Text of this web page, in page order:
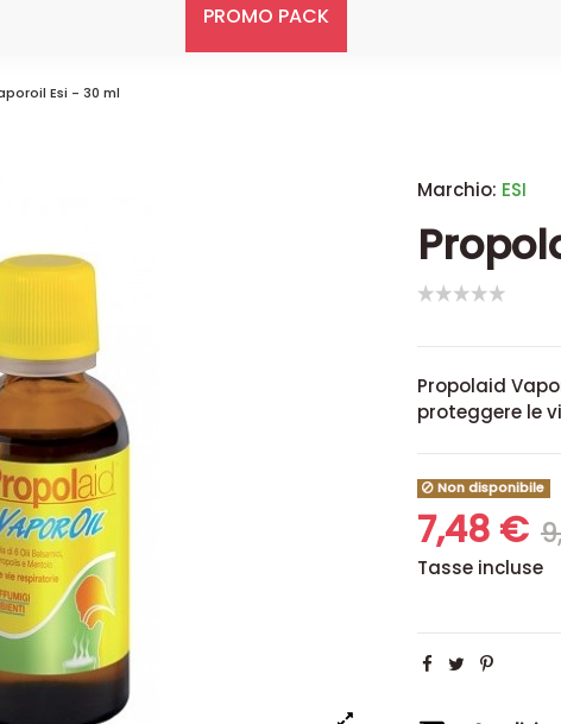
PROMO PACK
Esi - 30 ml
Marchio: ESI
Propolaid
proteggere le
Non disponibile
7,48 €
Tasse incluse